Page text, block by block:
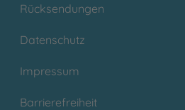
Rücksendungen
Datenschutz
Impressum
Barrierefreiheit